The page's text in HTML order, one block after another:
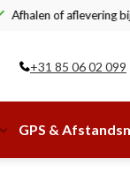
Afhalen of aflevering
+31 85 06 02 099
GPS &